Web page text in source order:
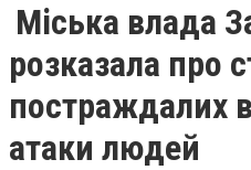
Міська влада
розказала про
постраждалих
атаки людей